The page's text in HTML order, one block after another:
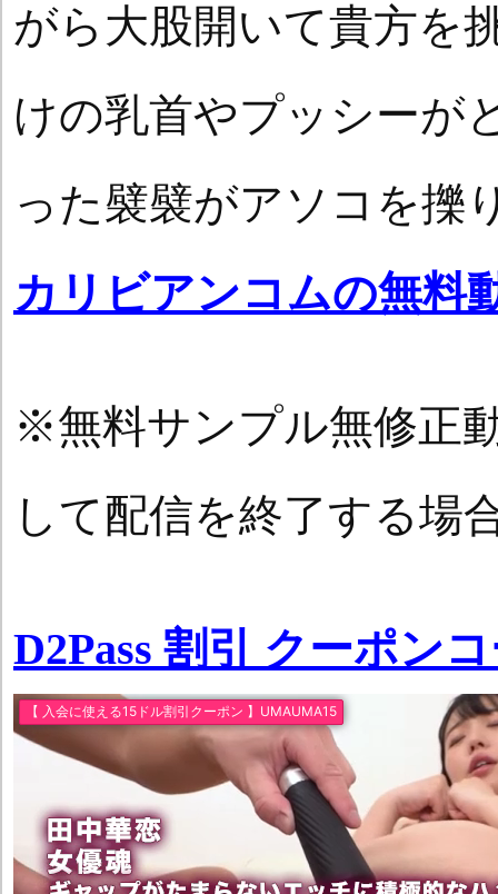
がら大股開いて貴方を
けの乳首やプッシーが
った襞襞がアソコを擽
カリビアンコムの無料
※無料サンプル無修正
して配信を終了する場
D2Pass 割引 クーポン